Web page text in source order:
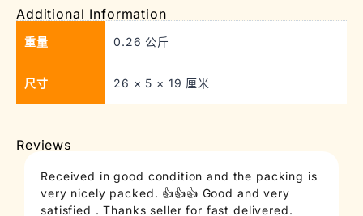
Additional Information
重量 0.26 公斤
尺寸 26 × 5 × 19 厘米
Reviews
Received in good condition and the packing is
very nicely packed. 👍👍👍 Good and very
satisfied . Thanks seller for fast delivered.